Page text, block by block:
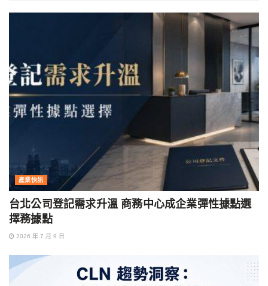
產業快訊
台北公司登記需求升溫 商務中心成企業彈性據點選
擇務據點
2026 年 7 月 9 日